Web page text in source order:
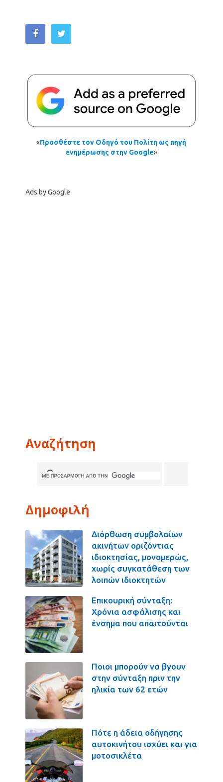
«Προσθέστε τον Οδηγό του Πολίτη ως πηγή
ενημέρωσης στην Google»
Ads by Google
Αναζήτηση
Δημοφιλή
Διόρθωση συμβολαίων
ακινήτων οριζόντιας
ιδιοκτησίας, μονομερώς,
χωρίς συγκατάθεση των
λοιπών ιδιοκτητών
Επικουρική σύνταξη:
Χρόνια ασφάλισης και
ένσημα που απαιτούνται
Ποιοι μπορούν να βγουν
στην σύνταξη πριν την
ηλικία των 62 ετών
Πότε η άδεια οδήγησης
αυτοκινήτου ισχύει και για
μοτοσικλέτα